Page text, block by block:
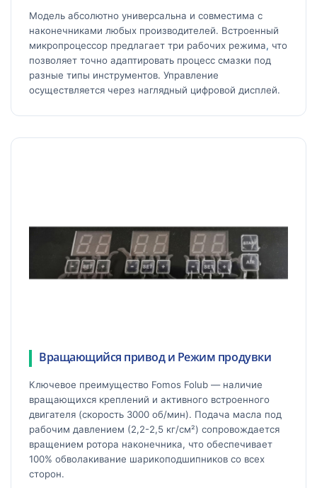
Модель абсолютно универсальна и совместима с
наконечниками любых производителей. Встроенный
микропроцессор предлагает три рабочих режима, что
позволяет точно адаптировать процесс смазки под
разные типы инструментов. Управление
осуществляется через наглядный цифровой дисплей.
Вращающийся привод и Режим продувки
Ключевое преимущество Fomos Folub — наличие
вращающихся креплений и активного встроенного
двигателя (скорость 3000 об/мин). Подача масла под
рабочим давлением (2,2-2,5 кг/см²) сопровождается
вращением ротора наконечника, что обеспечивает
100% обволакивание шарикоподшипников со всех
сторон.